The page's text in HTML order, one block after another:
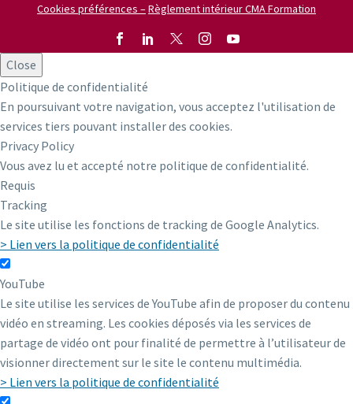
Cookies préférences –Règlement intérieur CMA Formation
Close
Politique de confidentialité
En poursuivant votre navigation, vous acceptez l'utilisation de
services tiers pouvant installer des cookies.
Privacy Policy
Vous avez lu et accepté notre politique de confidentialité.
Requis
Tracking
Le site utilise les fonctions de tracking de Google Analytics.
> Lien vers la politique de confidentialité
YouTube
Le site utilise les services de YouTube afin de proposer du contenu
vidéo en streaming. Les cookies déposés via les services de
partage de vidéo ont pour finalité de permettre à l’utilisateur de
visionner directement sur le site le contenu multimédia.
> Lien vers la politique de confidentialité